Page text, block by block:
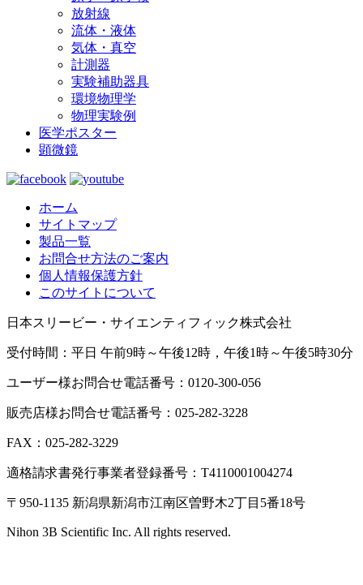
放射線
流体・液体
気体・真空
計測器
実験補助器具
環境物理学
物理実験例
医学ポスター
顕微鏡
ホーム
サイトマップ
製品一覧
お問合せ方法のご案内
個人情報保護方針
このサイトについて
日本スリービー・サイエンティフィック株式会社
受付時間：平日 午前9時～午後12時，午後1時～午後5時30分
ユーザー様お問合せ電話番号：0120-300-056
販売店様お問合せ電話番号：025-282-3228
FAX：025-282-3229
適格請求書発行事業者登録番号：T4110001004274
〒950-1135 新潟県新潟市江南区曽野木2丁目5番18号
Nihon 3B Scientific Inc. All rights reserved.